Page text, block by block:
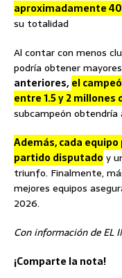
aproximadamente
su totalidad
Al contar con menos
podría obtener
anteriores, el
entre 1.5 y 2 millones
subcampeón obtendría
Además, cada
partido disputado y
triunfo. Finalmente,
mejores equipos
2026.
Con información de EL
¡Comparte la nota!